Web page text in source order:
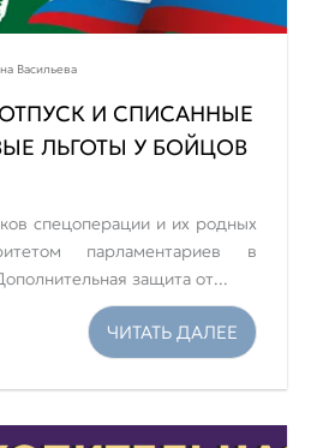
Васильева
И СПИСАННЫЕ
ЛЬГОТЫ У БОЙЦОВ
спецоперации и их родных
парламентариев в
защита от...
ЧИТАТЬ ДАЛЕЕ